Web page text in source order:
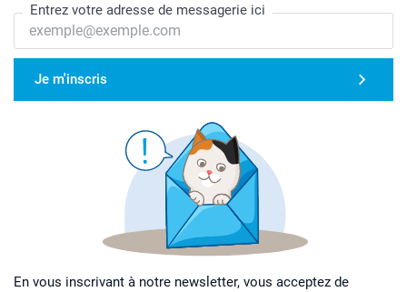
Entrez votre adresse de messagerie ici
Je m'inscris
En vous inscrivant à notre newsletter, vous acceptez de